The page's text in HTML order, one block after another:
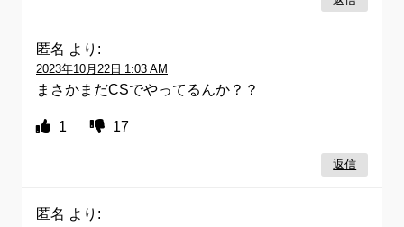
匿名 より:
2023年10月22日 1:03 AM
まさかまだCSでやってるんか？？
1 17
返信
匿名 より: